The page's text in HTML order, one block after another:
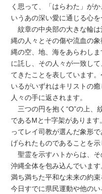
く思って、「はらわた」が
いうあの深い愛に通じる心
紋章の中央部の大きな輪は
縄の人々とその傷や流血の
縄の空、地、海をあらわし
に託し、その人々が一致し
てきたことを表しています
いるがいずれはキリストの
人々の手に返されます。
三つの円を抱く“O”の上、
であるMと十字架がありま
ってレイ司教が選んだ象形
げられたものであることを示
聖霊を示すハトからは、そ
沖縄全体を包み込んでいま
満ち満ちた平和な未来の約
今日すでに県民運動や他の